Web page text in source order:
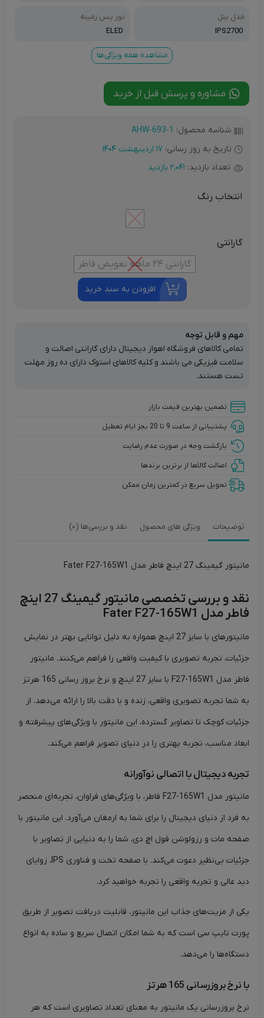
مدل پنل
IPS2700
نور پس زمینه
ELED
مشاهده همه ویژگی‌ها
مشاوره و پرسش قبل از خرید
شناسه محصول: AHW-693-1
تاریخ به روز رسانی: 17 اردیبهشت 1404
تعداد بازدید: 2,041 بازدید
انتخاب رنگ
گارانتی
گارانتی 24 ماهه تعویض فاطر
افزودن به سبد خرید
مهم و قابل توجه
تمامی کالاهای فروشگاه اهواز دیجیتال دارای گارانتی اصالت و
سلامت فیزیکی می باشند و کلیه کالاهای استوک دارای ده روز مهلت
تست هستند.
تضمین بهترین قیمت بازار
پشتیبانی از ساعت 9 تا 20 بجز ایام تعطیل
بازگشت وجه در صورت عدم رضایت
اصالت کالاها از برترین برندها
تحویل سریع در کمترین زمان ممکن
توضیحات ویژگی های محصول نقد و بررسی‌ها (0)
مانیتور گیمینگ 27 اینچ فاطر مدل Fater F27-165W1
نقد و بررسی تخصصی مانیتور گیمینگ 27 اینچ
فاطر مدل Fater F27-165W1
مانیتورهای با سایز 27 اینچ همواره به دلیل توانایی بهتر در نمایش
جزئیات، تجربه تصویری با کیفیت واقعی را فراهم می‌کنند. مانیتور
فاطر مدل F27-165W1 با سایز 27 اینچ و نرخ بروز رسانی 165 هرتز
به شما تجربه تصویری واقعی، زنده و با دقت بالا را ارائه می‌دهد. از
جزئیات کوچک تا تصاویر گسترده، این مانیتور با ویژگی‌های پیشرفته و
ابعاد مناسب، تجربه بهتری را در دنیای تصویر فراهم می‌کند.
تجربه دیجیتال با اتصالی نوآورانه
مانیتور مدل F27-165W1 فاطر، با ویژگی‌های فراوان، تجربه‌ای منحصر
به فرد از دنیای دیجیتال را برای شما به ارمغان می‌آورد. این مانیتور با
صفحه مات و رزولوشن فول اچ دی، شما را به دنیایی از تصاویر با
جزئیات بی‌نظیر دعوت می‌کند. با صفحه تخت و فناوری IPS، زوایای
دید عالی و تجربه واقعی را تجربه خواهید کرد.
یکی از مزیت‌های جذاب این مانیتور، قابلیت دریافت تصویر از طریق
پورت تایپ سی است که به شما امکان اتصال سریع و ساده به انواع
دستگاه‌ها را می‌دهد.
با نرخ بروزرسانی 165 هرتز
نرخ بروزرسانی یک مانیتور به معنای تعداد تصاویری است که هر